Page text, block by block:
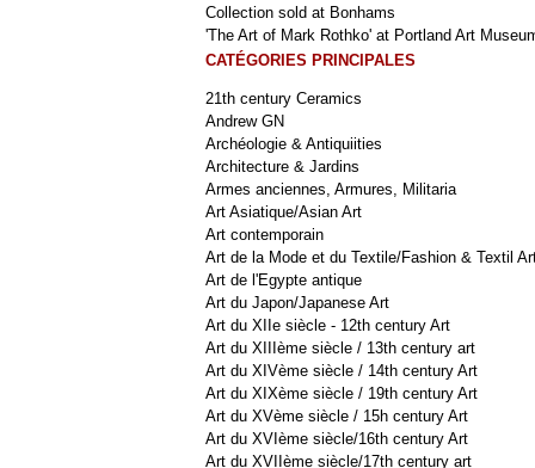
Collection sold at Bonhams
'The Art of Mark Rothko' at Portland Art
CATÉGORIES PRINCIPALES
21th century Ceramics
Andrew GN
Archéologie & Antiquiities
Architecture & Jardins
Armes anciennes, Armures, Militaria
Art Asiatique/Asian Art
Art contemporain
Art de la Mode et du Textile/Fashion & Textil
Art de l'Egypte antique
Art du Japon/Japanese Art
Art du XIIe siècle - 12th century Art
Art du XIIIème siècle / 13th century art
Art du XIVème siècle / 14th century Art
Art du XIXème siècle / 19th century Art
Art du XVème siècle / 15h century Art
Art du XVIème siècle/16th century Art
Art du XVIIème siècle/17th century art